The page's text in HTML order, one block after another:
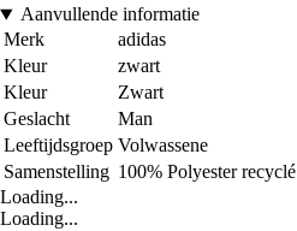
Aanvullende informatie
Merk
adidas
Kleur
zwart
Kleur
Zwart
Geslacht
Man
Leeftijdsgroep Volwassene
Samenstelling 100% Polyester recyclé
Loading...
Loading...